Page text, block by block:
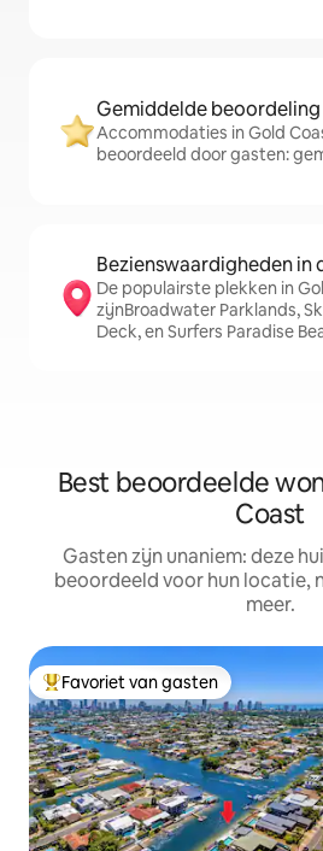
Gemiddelde beoordeling
Accommodaties in Gold
beoordeeld door gasten:
Bezienswaardigheden in
De populairste plekken in
zijnBroadwater Parklands,
Deck, en Surfers Paradise
Best beoordeelde
Coast
Gasten zijn unaniem: deze
beoordeeld voor hun locatie,
meer.
Topfavoriet van gasten
Favoriet van gasten